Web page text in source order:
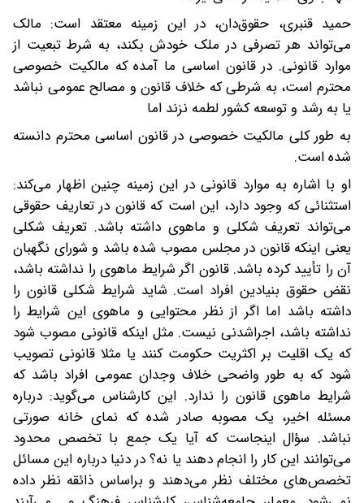
حمید قنبری، حقوق‌دان، در این زمینه معتقد است: مالک
می‌تواند هر تصرفی در ملک خودش بکند، به شرط تبعیت از
موارد قانونی. در قانون اساسی ما آمده که مالکیت خصوصی
محترم است، به شرطی که خلاف قانون و مصالح عمومی نباشد
یا به رشد و توسعه کشور لطمه نزند اما
به طور کلی مالکیت خصوصی در قانون اساسی محترم دانسته
شده است.
او با اشاره به موارد قانونی در این زمینه چنین اظهار می‌کند:
استثنائی که وجود دارد، این است که قانون در تعاریف حقوقی
می‌تواند تعریف شکلی و ماهوی داشته باشد. تعریف شکلی
یعنی اینکه قانون در مجلس مصوب شده باشد و شورای نگهبان
آن را تأیید کرده باشد. قانون اگر شرایط ماهوی را نداشته باشد،
نقض حقوق بنیادین افراد است. شاید شرایط شکلی قانون را
داشته باشد اما اگر از نظر محتوایی و ماهوی این شرایط را
نداشته باشد، اجراشدنی نیست. مثل اینکه قانونی مصوب شود
که یک اقلیت بر اکثریت حکومت کنند یا مثلا قانونی تصویب
شود که به طور واضحی خلاف وجدان عمومی افراد باشد که
شرایط ماهوی قانون را ندارد. این کارشناس می‌گوید: درباره
مسئله اخیر، یک مصوبه صادر شده که نمای خانه صورتی
نباشد. سؤال اینجاست که آیا یک جمع با تخصص محدود
می‌توانند این کار را انجام دهند یا نه؟ در دنیا درباره این مسائل
تخصص‌های مختلف نظر می‌دهند و بر‌اساس ذائقه نظر داده